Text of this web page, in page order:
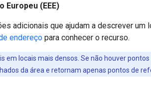
Europeu (EEE)
adicionais que ajudam a descrever
endereço para conhecer o recurso.
em locais mais densos. Se não houver
da área e retornam apenas pontos de